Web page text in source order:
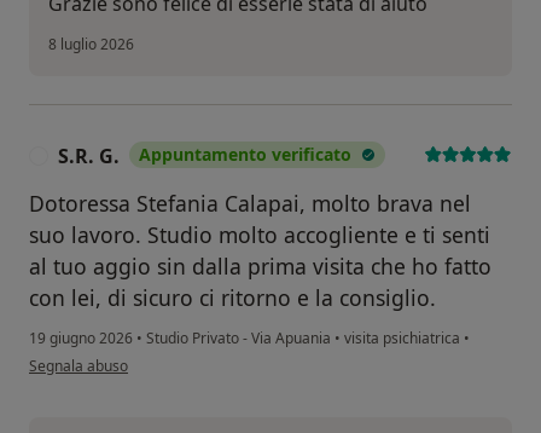
8 luglio 2026
S.R. G. Appuntamento verificato
Dotoressa Stefania Calapai, molto brava nel
suo lavoro. Studio molto accogliente e ti senti
al tuo aggio sin dalla prima visita che ho fatto
con lei, di sicuro ci ritorno e la consiglio.
19 giugno 2026 • Studio Privato - Via Apuania • visita psichiatrica •
secondo l'opinione dell'utente S.R. G.
Segnala abuso